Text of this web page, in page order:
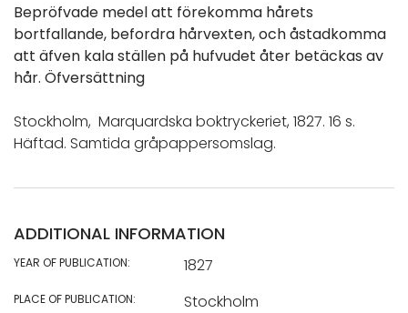
Bepröfvade medel att förekomma hårets
bortfallande, befordra hårvexten, och åstadkomma
att äfven kala ställen på hufvudet åter betäckas av
hår. Öfversättning
Stockholm, Marquardska boktryckeriet, 1827. 16 s.
Häftad. Samtida gråpappersomslag.
ADDITIONAL INFORMATION
YEAR OF PUBLICATION: 1827
PLACE OF PUBLICATION: Stockholm